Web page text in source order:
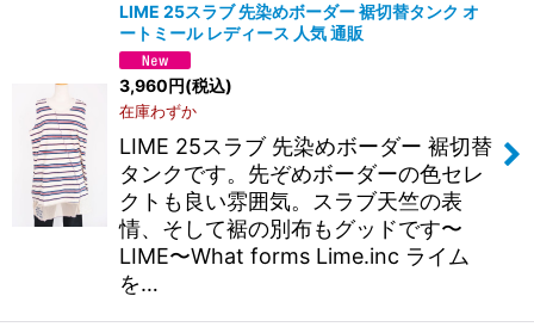
LIME 25スラブ 先染めボーダー 裾切替タンク オ
ートミール レディース 人気 通販
3,960円(税込)
在庫わずか
LIME 25スラブ 先染めボーダー 裾切替
タンクです。先ぞめボーダーの色セレ
クトも良い雰囲気。スラブ天竺の表
情、そして裾の別布もグッドです〜
LIME〜What forms Lime.inc ライム
を…